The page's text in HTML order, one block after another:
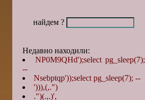
найдем ?
Недавно находили:
NP0M9QHd');select pg_sleep(7);
--
Nsebptqp'));select pg_sleep(7); --
'))),(,.")
.")(.,.)',